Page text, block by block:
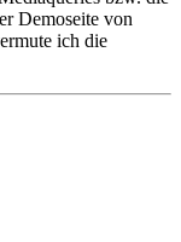
Demoseite von
ich die